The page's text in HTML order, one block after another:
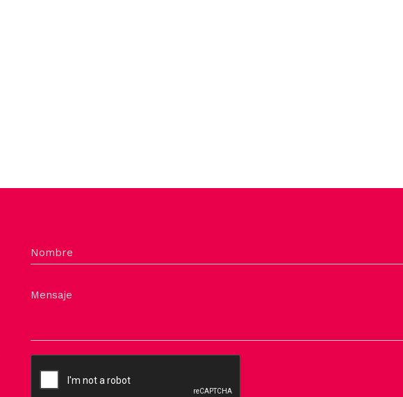
Nombre
Mensaje